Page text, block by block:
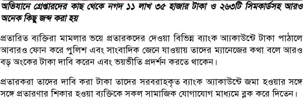
অভিযানে গ্রেপ্তারদের কাছ থেকে নগদ ১১ লাখ ৩৫ হাজার টাকা ও ২৬৩টি সিমকার্ডসহ আরও
অনেক কিছু জব্দ করা হয়
প্রতারিত ব্যক্তিরা মামলার ভয়ে প্রতারকদের দেওয়া বিভিন্ন ব্যাংক আ্যকাউন্টে টাকা পাঠালে
আবারও ফোন করে পুলিশ এবং সাংবাদিক জেনে যাওয়ায় তাদের ম্যানেজের কথা বলে আরও
বড় অংকের টাকা দাবি করেন এবং ভয়ভীতি প্রদর্শন করতে থাকেন।
প্রতারকরা তাদের দাবি করা টাকা তাদের সরবরাহকৃত ব্যাংক অ্যাকাউন্টে জমা হওয়ার সঙ্গে
সঙ্গে প্রতারণার শিকার হওয়া ব্যক্তিকে সকল সামাজিক যোগাযোগ মাধ্যমে ব্লক করে দিতেন।